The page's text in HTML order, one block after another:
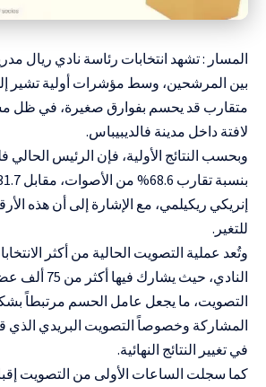
المسار : تشهد انتخابات رئاسة نادي ريال
بين المرشحين، وسط مؤشرات أولية تشير
متقارب قد يحسم بفوارق صغيرة، في ظل
لافتة داخل مدينة فالديبيباس.
وبحسب النتائج الأولية، فإن الرئيس الحالي
إنريكي ريكيلمي، مع الإشارة إلى أن هذه
للتغير.
وتُعد عملية التصويت الحالية من أكثر
النادي، حيث يشارك
التصويت، ما يجعل عامل الحسم مرتبطاً
المشاركة وخصوصاً التصويت البريدي الذي
في تغيير النتائج النهائية.
كما سجلت الساعات الأولى من التصويت